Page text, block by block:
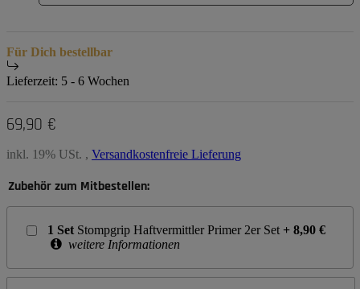
Für Dich bestellbar
Lieferzeit: 5 - 6 Wochen
69,90 €
inkl. 19% USt. , Versandkostenfreie Lieferung
Zubehör zum Mitbestellen:
1 Set Stompgrip Haftvermittler Primer 2er Set + 8,90 €
weitere Informationen